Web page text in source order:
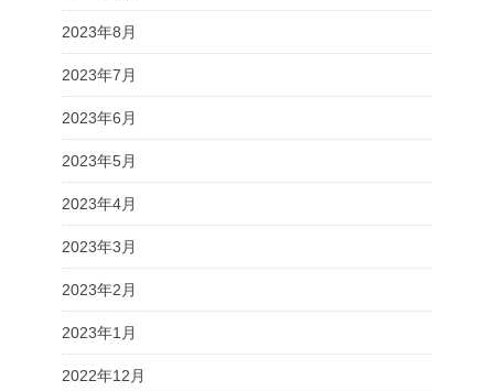
2023年8月
2023年7月
2023年6月
2023年5月
2023年4月
2023年3月
2023年2月
2023年1月
2022年12月